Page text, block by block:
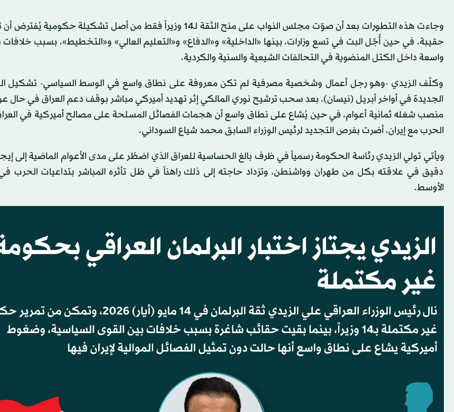
حقيبة، في حين أُجّل البت في تسع وزارات، بينها «الداخلية» و«الدفاع» و«التعليم العالي» و«التخطيط»، بسبب
واسعة داخل الكتل المنضوية في التحالفات الشيعية والسنية والكردية.
وكلّف الزيدي -وهو رجل أعمال وشخصية مصرفية لم تكن معروفة على نطاق واسع في الوسط السياسي- تشكيل
الجديدة في أواخر أبريل (نيسان)، بعد سحب ترشيح نوري المالكي إثر تهديد أميركي مباشر بوقف دعم العراق في حال
منصب شغله ثمانية أعوام، في حين يُشاع على نطاق واسع أن هجمات الفصائل المسلحة على مصالح أميركية في
الحرب مع إيران، أضرت بفرص التجديد لرئيس الوزراء السابق محمد شياع السوداني.
ويأتي تولي الزيدي رئاسة الحكومة رسمياً في ظرف بالغ الحساسية للعراق الذي اضطُر على مدى الأعوام الماضية إلى
دقيق في علاقته بكل من طهران وواشنطن، وتزداد حاجته إلى ذلك راهناً في ظل تأثره المباشر بتداعيات الحرب
الأوسط.